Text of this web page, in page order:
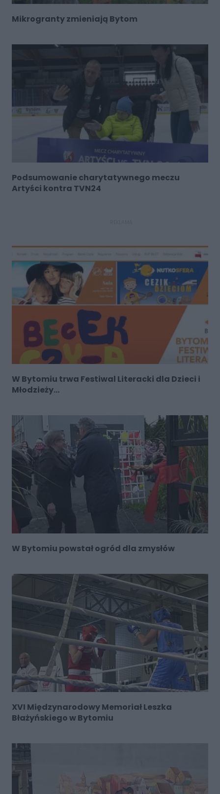
Mikrogranty zmieniają Bytom
Podsumowanie charytatywnego meczu
Artyści kontra TVN24
W Bytomiu trwa Festiwal Literacki dla Dzieci i
Młodzieży...
W Bytomiu powstał ogród dla zmysłów
XVI Międzynarodowy Memoriał Leszka
Błażyńskiego w Bytomiu